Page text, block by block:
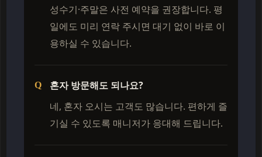
성수기·주말은 사전 예약을 권장합니다. 평
일에도 미리 연락 주시면 대기 없이 바로 이
용하실 수 있습니다.
혼자 방문해도 되나요?
네, 혼자 오시는 고객도 많습니다. 편하게 즐
기실 수 있도록 매니저가 응대해 드립니다.